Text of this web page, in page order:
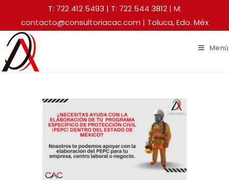
T: 722 412 5493 | T: 722 544 3812| M:
contacto@consultoriacac.com | Toluca, Edo. Méx
Menú